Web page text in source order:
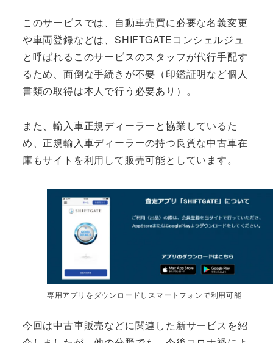
このサービスでは、自動車売買に必要な名義変更
や車両登録などは、SHIFTGATEコンシェルジュ
と呼ばれるこのサービスのスタッフが代行手配す
るため、面倒な手続きが不要（印鑑証明など個人
書類の取得は本人で行う必要あり）。
また、輸入車正規ディーラーと協業しているた
め、正規輸入車ディーラーの持つ良質な中古車在
庫もサイトを利用して販売可能としています。
専用アプリをダウンロードしスマートフォンで利用可能
今回は中古車販売などに関連した新サービスを紹